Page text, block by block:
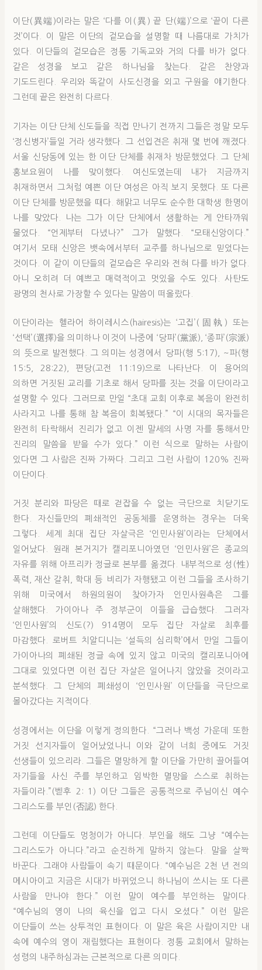
이단(異端)이라는 말은 ‘다를 이(異) 끝 단(端)’으로 ‘끝이 다른
것’이다. 이 말은 이단의 겉모습을 설명할 때 나름대로 가치가
있다. 이단들의 겉모습은 정통 기독교와 거의 다를 바가 없다.
같은 성경을 보고 같은 하나님을 찾는다. 같은 찬양과
기도드린다. 우리와 똑같이 사도신경을 외고 구원을 얘기한다.
그런데 끝은 완전히 다르다.
기자는 이단 단체 신도들을 직접 만나기 전까지 그들은 정말 모두
‘정신병자’들일 거라 생각했다. 그 선입견은 취재 몇 번에 깨졌다.
서울 신당동에 있는 한 이단 단체를 취재차 방문했었다. 그 단체
홍보요원이 나를 맞이했다. 여신도였는데 내가 지금까지
취재하면서 그처럼 예쁜 이단 여성은 아직 보지 못했다. 또 다른
이단 단체를 방문했을 때다. 해맑고 너무도 순수한 대학생 한명이
나를 맞았다. 나는 그가 이단 단체에서 생활하는 게 안타까워
물었다. “언제부터 다녔나?” 그가 말했다. “모태신앙이다.”
여기서 모태 신앙은 뱃속에서부터 교주를 하나님으로 믿었다는
것이다. 이 같이 이단들의 겉모습은 우리와 전혀 다를 바가 없다.
아니 오히려 더 예쁘고 매력적이고 멋있을 수도 있다. 사탄도
광명의 천사로 가장할 수 있다는 말씀이 떠올랐다.
이단이라는 헬라어 하이레시스(hairesis)는 ‘고집’(固執) 또는
‘선택’(選擇)을 의미하나 이것이 나중에 ‘당파’(黨派), ‘종파’(宗派)
의 뜻으로 발전했다. 그 의미는 성경에서 당파(행 5:17), ~파(행
15:5, 28:22), 편당(고전 11:19)으로 나타난다. 이 용어의
의하면 거짓된 교리를 기초로 해서 당파를 짓는 것을 이단이라고
설명할 수 있다. 그러므로 만일 “초대 교회 이후로 복음이 완전히
사라지고 나를 통해 참 복음이 회복됐다.” “이 시대의 목자들은
완전히 타락해서 진리가 없고 이젠 말세의 사명 자를 통해서만
진리의 말씀을 받을 수가 있다.” 이런 식으로 말하는 사람이
있다면 그 사람은 진짜 가짜다. 그리고 그런 사람이 120% 진짜
이단이다.
거짓 분리와 파당은 때로 걷잡을 수 없는 극단으로 치닫기도
한다. 자신들만의 폐쇄적인 공동체를 운영하는 경우는 더욱
그렇다. 세계 최대 집단 자살극은 ‘인민사원’이라는 단체에서
일어났다. 원래 본거지가 캘리포니아였던 ‘인민사원’은 종교의
자유를 위해 아프리카 정글로 본부를 옮겼다. 내부적으로 성(性)
폭력, 재산 갈취, 학대 등 비리가 자행됐고 이런 그들을 조사하기
위해 미국에서 하원의원이 찾아가자 인민사원측은 그를
살해했다. 가이아나 주 정부군이 이들을 급습했다. 그러자
‘인민사원’의 신도(?) 914명이 모두 집단 자살로 최후를
마감했다. 로버트 치알디니는 ‘설득의 심리학’에서 만일 그들이
가이아나의 폐쇄된 정글 속에 있지 않고 미국의 캘리포니아에
그대로 있었다면 이런 집단 자살은 일어나지 않았을 것이라고
분석했다. 그 단체의 폐쇄성이 ‘인민사원’ 이단들을 극단으로
몰아갔다는 지적이다.
성경에서는 이단을 이렇게 정의한다. “그러나 백성 가운데 또한
거짓 선지자들이 일어났었나니 이와 같이 너희 중에도 거짓
선생들이 있으리라. 그들은 멸망하게 할 이단을 가만히 끌어들여
자기들을 사신 주를 부인하고 임박한 멸망을 스스로 취하는
자들이라.”(벧후 2: 1) 이단 그들은 공통적으로 주님이신 예수
그리스도를 부인(否認) 한다.
그런데 이단들도 멍청이가 아니다. 부인을 해도 그냥 “예수는
그리스도가 아니다.”라고 순진하게 말하지 않는다. 말을 살짝
바꾼다. 그래야 사람들이 속기 때문이다. “예수님은 2천 년 전의
메시아이고 지금은 시대가 바뀌었으니 하나님이 쓰시는 또 다른
사람을 만나야 한다.” 이런 말이 예수를 부인하는 말이다.
“예수님의 영이 나의 육신을 입고 다시 오셨다.” 이런 말은
이단들이 쓰는 상투적인 표현이다. 이 말은 육은 사람이지만 내
속에 예수의 영이 재림했다는 표현이다. 정통 교회에서 말하는
성령의 내주하심과는 근본적으로 다른 의미다.